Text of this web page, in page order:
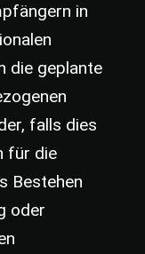
in
die geplante
falls dies
für die
Bestehen
oder